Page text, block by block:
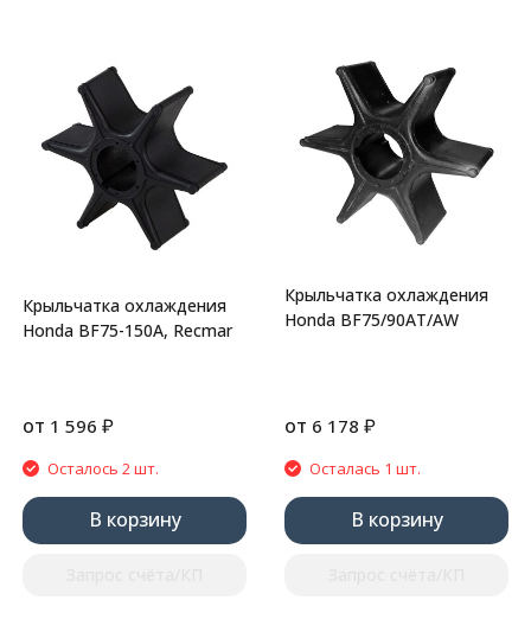
Крыльчатка охлаждения
Honda BF75-150A, Recmar
от 1 596 ₽
Осталось 2 шт.
В корзину
Крыльчатка охлаждения
Honda BF75/90AT/AW
от 6 178 ₽
Осталась 1 шт.
В корзину